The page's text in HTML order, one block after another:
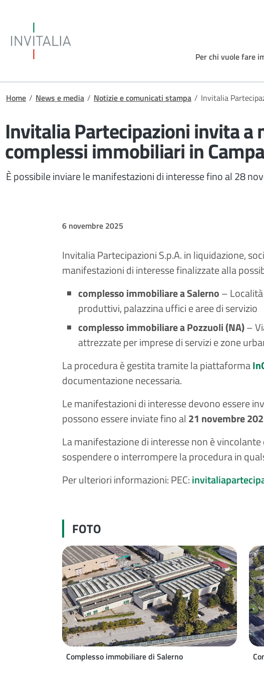
Per chi vuole fare
Briciole di pane
Home / News e media / Notizie e comunicati stampa / Invitalia
Invitalia Partecipazioni invita a
complessi immobiliari in
È possibile inviare le manifestazioni di interesse fino al 28
6 novembre 2025
Invitalia Partecipazioni S.p.A. in liquidazione,
manifestazioni di interesse finalizzate alla
complesso immobiliare a Salerno–
produttivi, palazzina uffici e aree di servizio
complesso immobiliare a Pozzuoli (NA)–
attrezzate per imprese di servizi e zone
La procedura è gestita tramite la piattaforma
documentazione necessaria.
Le manifestazioni di interesse devono essere
possono essere inviate fino al 21 novembre
La manifestazione di interesse non è
sospendere o interrompere la procedura in
Per ulteriori informazioni: PEC:
FOTO
Complesso immobiliare di Salerno